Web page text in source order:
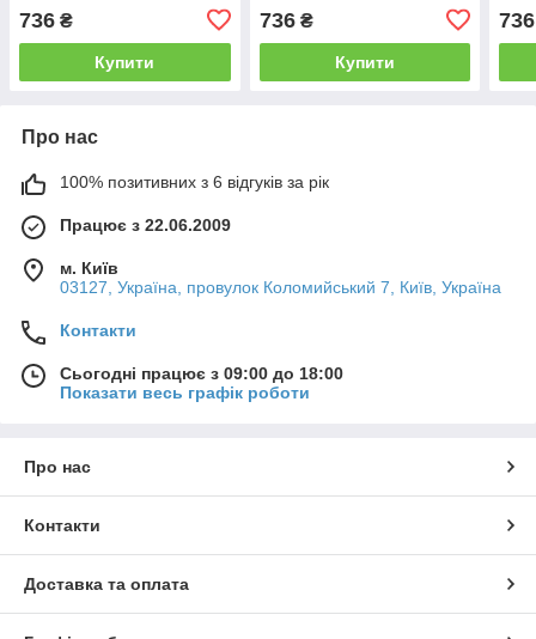
736 ₴
Купити
736₴
Купити
736
Про нас
100% позитивних з 6 відгуків за рік
Працює з 22.06.2009
м. Київ
03127, Україна, провулок Коломийський 7, Київ, Україна
Контакти
Сьогодні працює з 09:00 до 18:00
Показати весь графік роботи
Про нас
Контакти
Доставка та оплата